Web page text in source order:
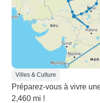
Villes & Culture
Préparez-vous à vivre
2,460 mi !